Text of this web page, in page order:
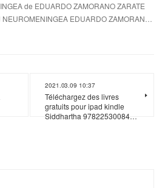
de EDUARDO ZAMORANO ZARATE
EDUARDO ZAMORAN…
2021.03.09 10:37
Téléchargez des livres
gratuits pour ipad kindle
Siddhartha 97822530084…